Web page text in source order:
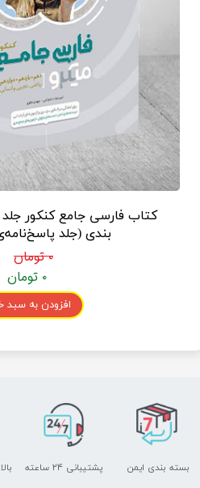
بندی (جلد
۰ تومان
۰ تومان
افزودن به سبد
پشتیبانی ۲۴ ساعته بسته بندی ایمن